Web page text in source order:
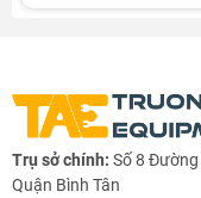
+ Bảo vệ: quá
+ Dòng điện
Trụ sở chính: Số 8 Đường
Quận Bình Tân